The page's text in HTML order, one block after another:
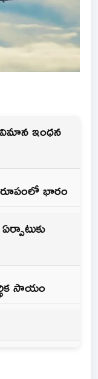
ఇంధన
రూపంలో భారం
సాయం